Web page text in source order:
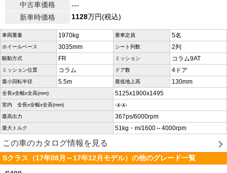
中古車価格
---
新車時価格
1128万円(税込)
車両重量 1970kg 乗車定員 5名
ホイールベース 3035mm シート列数 2列
駆動方式 FR ミッション コラム9AT
ミッション位置 コラム ドア数 4ドア
最小回転半径 5.5m 最低地上高 130mm
全長x全幅x全高(mm) 5125x1900x1495
室内 全長x全幅x全高(mm) -x-x-
最高出力 367ps/6000rpm
最大トルク 51kg・m/1600～4000rpm
この車のカタログ情報を見る
Sクラス（17年08月～17年12月モデル）の他のグレード一覧